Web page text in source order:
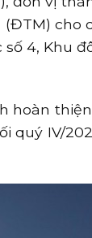
cho
4, Khu
hoàn
quý IV/